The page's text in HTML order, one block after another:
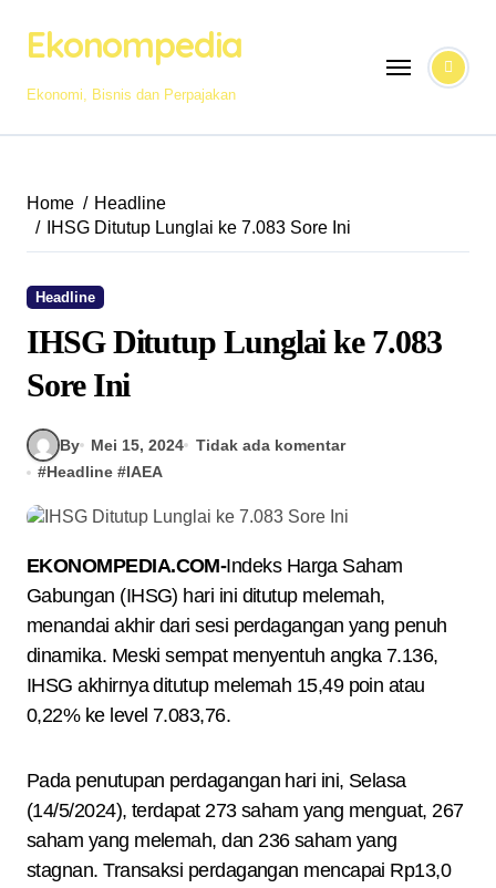
contentEkonompedia
Ekonomi, Bisnis dan Perpajakan
Home
Headline
IHSG Ditutup Lunglai ke 7.083 Sore Ini
Headline
IHSG Ditutup Lunglai ke 7.083
Sore Ini
By Mei 15, 2024
Tidak ada komentar
#Headline #IAEA
EKONOMPEDIA.COM-Indeks Harga Saham
Gabungan (IHSG) hari ini ditutup melemah,
menandai akhir dari sesi perdagangan yang penuh
dinamika. Meski sempat menyentuh angka 7.136,
IHSG akhirnya ditutup melemah 15,49 poin atau
0,22% ke level 7.083,76.
Pada penutupan perdagangan hari ini, Selasa
(14/5/2024), terdapat 273 saham yang menguat, 267
saham yang melemah, dan 236 saham yang
stagnan. Transaksi perdagangan mencapai Rp13,0